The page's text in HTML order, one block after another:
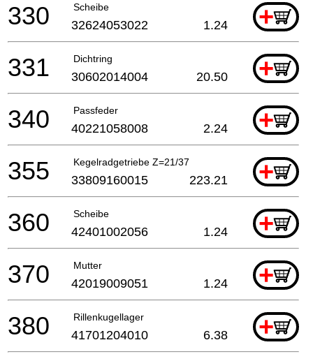
Scheibe +
330 32624053022 1.24
Dichtring +
331 30602014004 20.50
Passfeder +
340 40221058008 2.24
Kegelradgetriebe Z=21/37 +
355 33809160015 223.21
Scheibe +
360 42401002056 1.24
Mutter +
370 42019009051 1.24
Rillenkugellager +
380 41701204010 6.38